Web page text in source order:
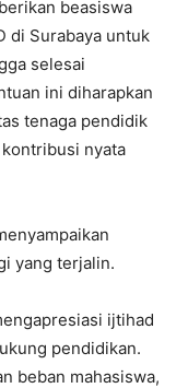
beasiswa
di Surabaya untuk
selesai
ini diharapkan
tenaga pendidik
nyata
yang terjalin.
ijtihad
pendidikan.
beban mahasiswa,